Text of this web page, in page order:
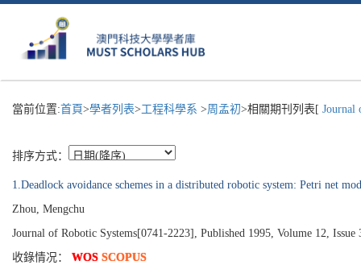
當前位置:首頁>學者列表>工程科學系 >周孟初>相關期刊列表[ Journal
排序方式：
1.Deadlock avoidance schemes in a distributed robotic system: Petri net
Zhou, Mengchu
Journal of Robotic Systems[0741-2223], Published 1995, Volume 12, Issue
收錄情况： WOS SCOPUS